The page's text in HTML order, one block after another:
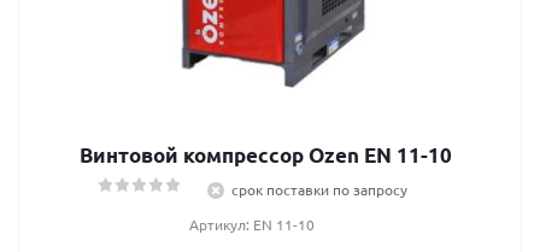
Винтовой компрессор Ozen EN 11-10
срок поставки по запросу
Артикул: EN 11-10